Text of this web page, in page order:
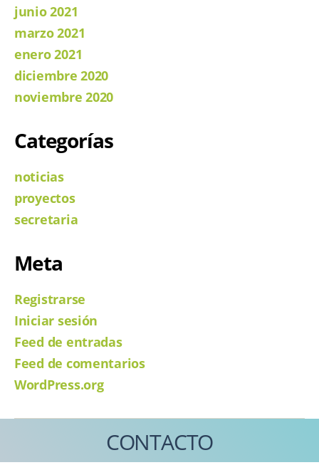
junio 2021
marzo 2021
enero 2021
diciembre 2020
noviembre 2020
Categorías
noticias
proyectos
secretaria
Meta
Registrarse
Iniciar sesión
Feed de entradas
Feed de comentarios
WordPress.org
CONTACTO